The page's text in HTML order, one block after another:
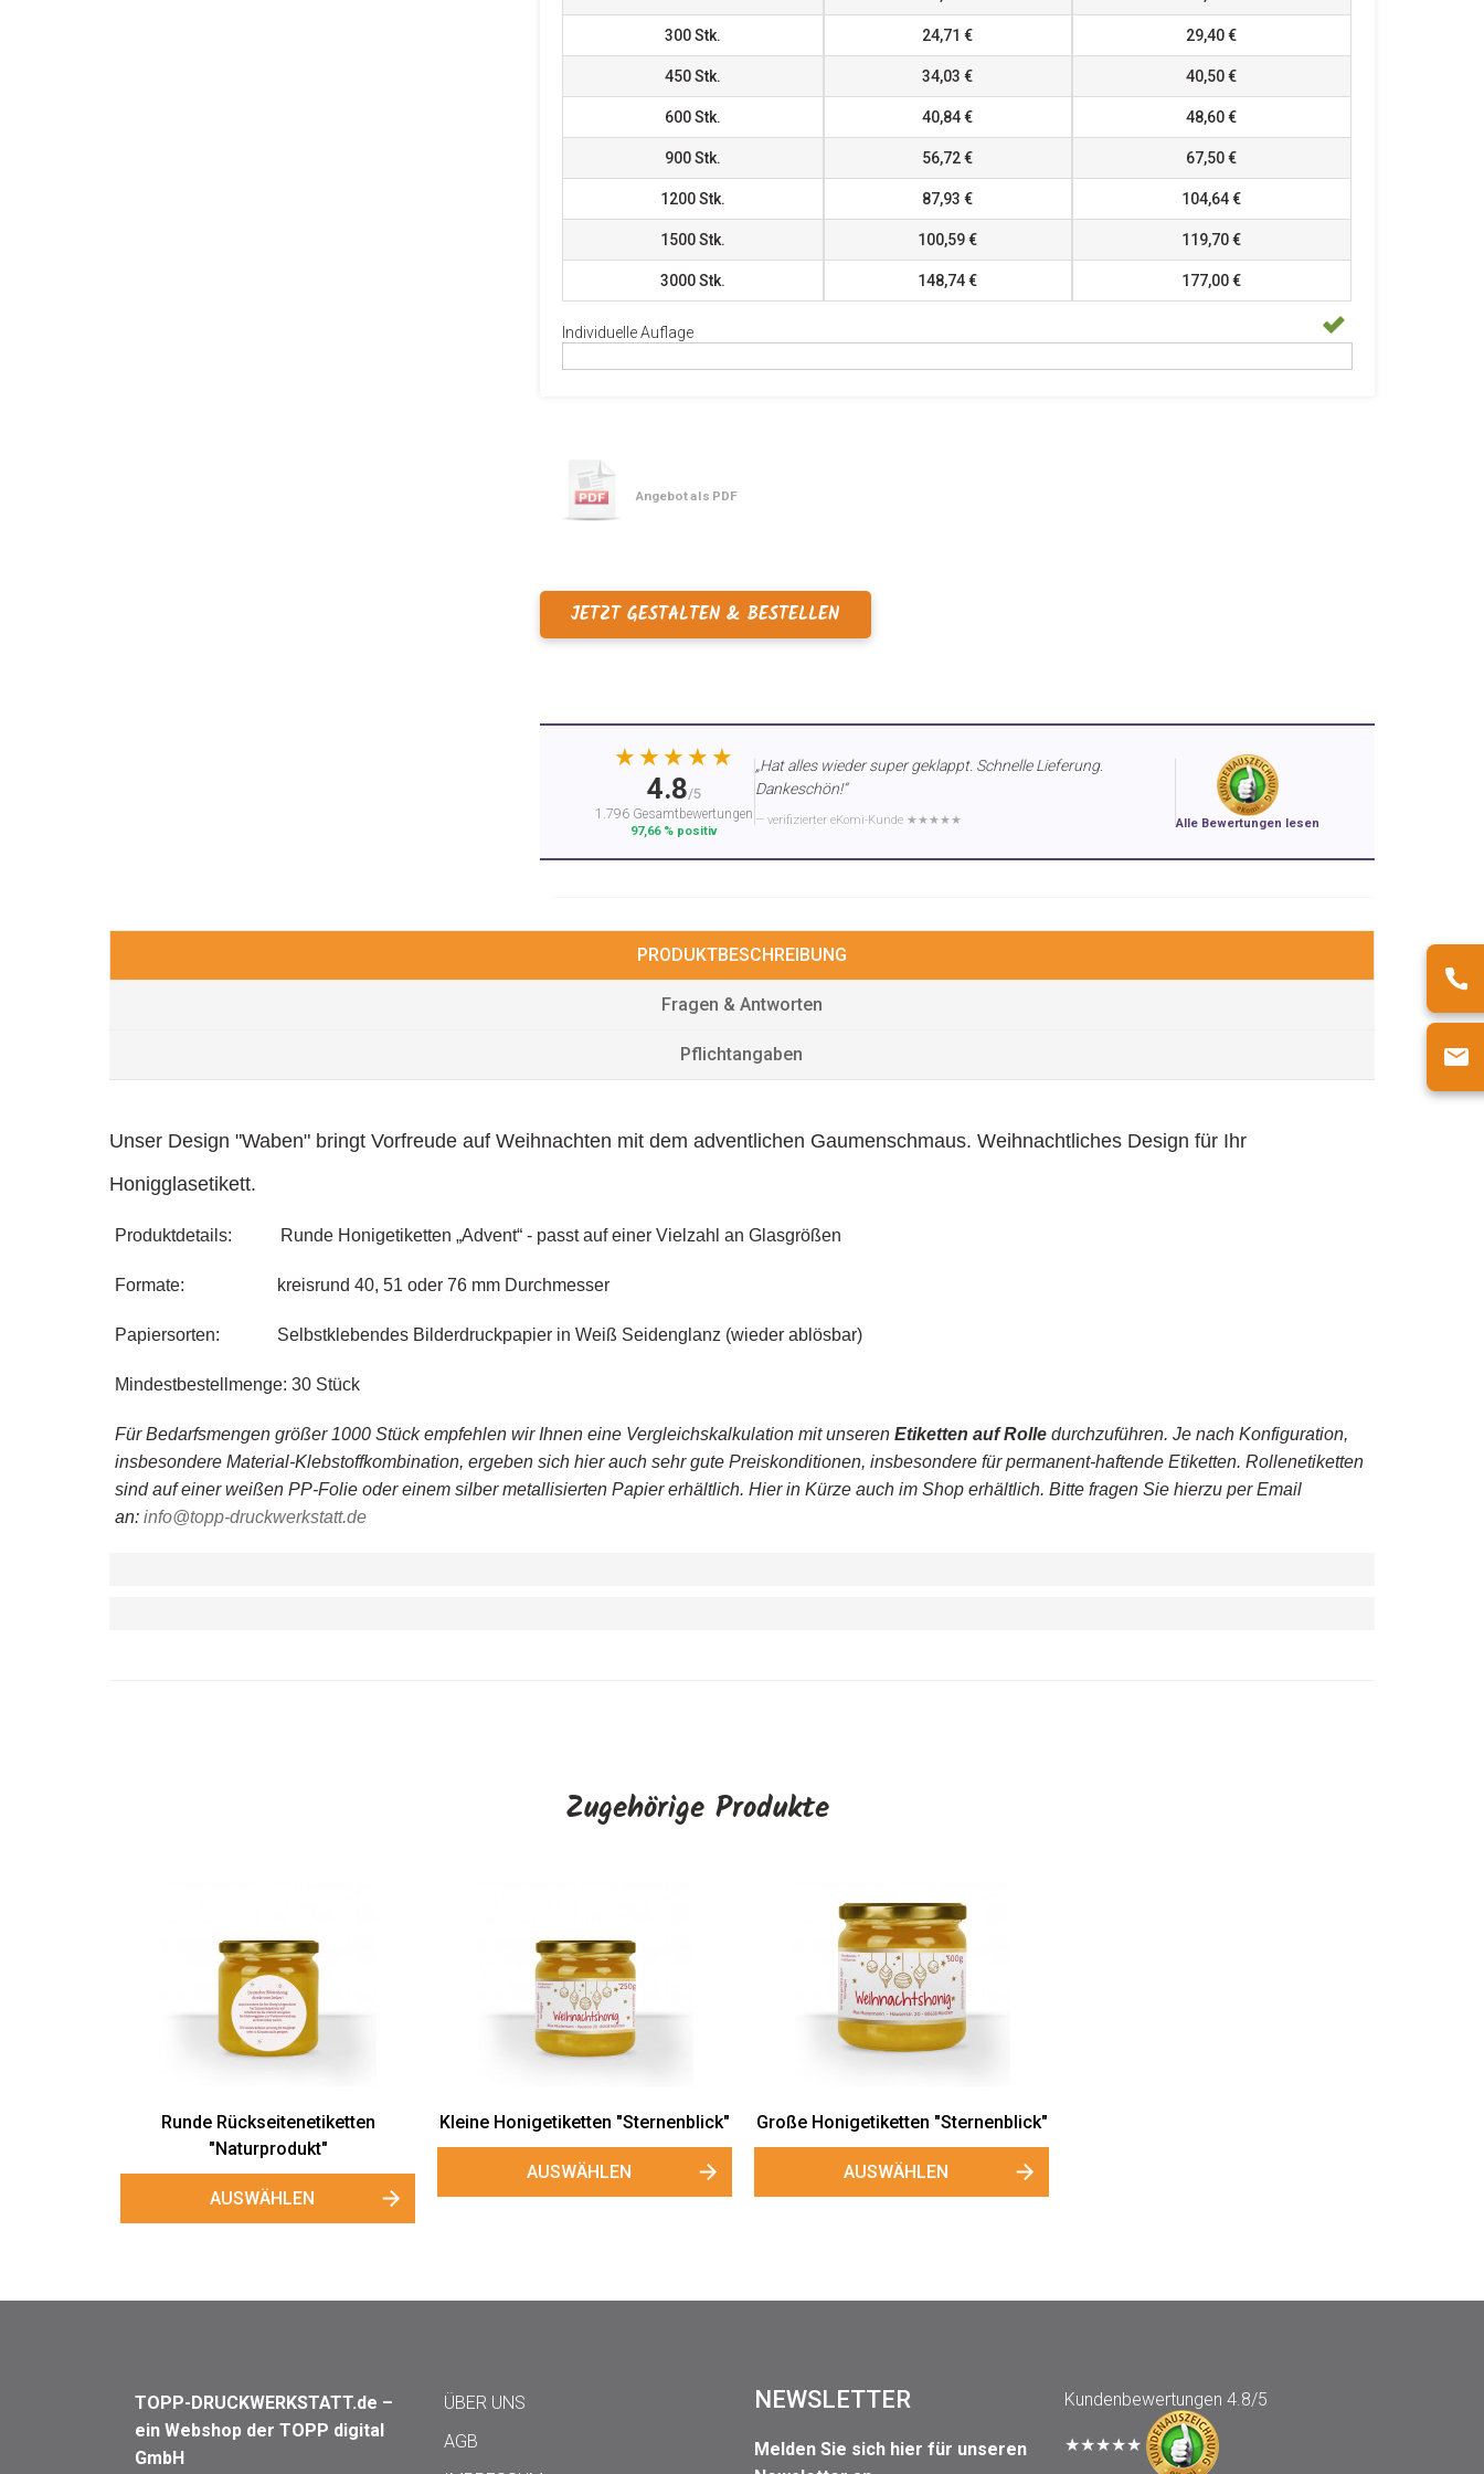
300Stk. 24,71 € 29,40 €
450Stk. 34,03 € 40,50 €
600Stk. 40,84 € 48,60 €
900Stk. 56,72 € 67,50 €
1200Stk. 87,93 € 104,64 €
1500Stk. 100,59 € 119,70 €
3000Stk. 148,74 € 177,00 €
Individuelle Auflage
Angebot als PDF
JETZT GESTALTEN & BESTELLEN
★★★★★
4.8/5
1.796 Gesamtbewertungen
97,66 % positiv
„Hat alles wieder super geklappt. Schnelle Lieferung.
Dankeschön!“
— verifizierter eKomi-Kunde ★★★★★ Alle Bewertungen lesen
PRODUKTBESCHREIBUNG
Fragen & Antworten
Pflichtangaben
Unser Design "Waben" bringt Vorfreude auf Weihnachten mit dem adventlichen Gaumenschmaus. Weihnachtliches Design für Ihr
Honigglasetikett.
Produktdetails: Runde Honigetiketten „Advent“ - passt auf einer Vielzahl an Glasgrößen
Formate: kreisrund 40, 51 oder 76 mm Durchmesser
Papiersorten: Selbstklebendes Bilderdruckpapier in Weiß Seidenglanz (wieder ablösbar)
Mindestbestellmenge: 30 Stück
Für Bedarfsmengen größer 1000 Stück empfehlen wir Ihnen eine Vergleichskalkulation mit unserenEtiketten auf Rolle durchzuführen.Je nach Konfiguration,
insbesondere Material-Klebstoffkombination, ergeben sich hier auch sehr gute Preiskonditionen, insbesondere für permanent-haftende Etiketten. Rollenetiketten
sind auf einer weißen PP-Folie oder einem silber metallisierten Papier erhältlich. Hier in Kürze auch im Shop erhältlich.Bitte fragen Sie hierzu per Email
an:info@topp-druckwerkstatt.de
Zugehörige Produkte
Runde Rückseitenetiketten
"Naturprodukt"
AUSWÄHLEN
Kleine Honigetiketten "Sternenblick"
AUSWÄHLEN
Große Honigetiketten "Sternenblick"
AUSWÄHLEN
TOPP-DRUCKWERKSTATT.de –
ein Webshop der TOPP digital
GmbH
ÜBER UNS
AGB
NEWSLETTER
Melden Sie sich hier für unseren
Kundenbewertungen 4.8/5
★★★★★